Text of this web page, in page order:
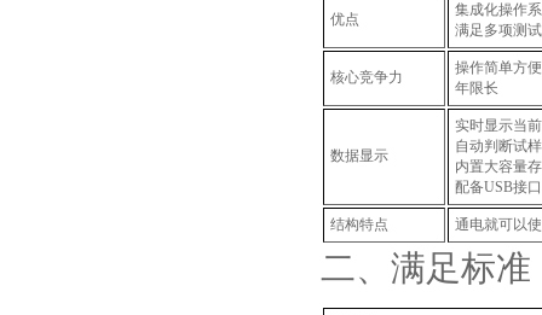
优点
集成化操作
满足多项测
核心竞争力
操作简单方
年限长
数据显示
实时显示当
自动判断试
内置大容量
配备USB接
结构特点 通电就可以
二、满足标准